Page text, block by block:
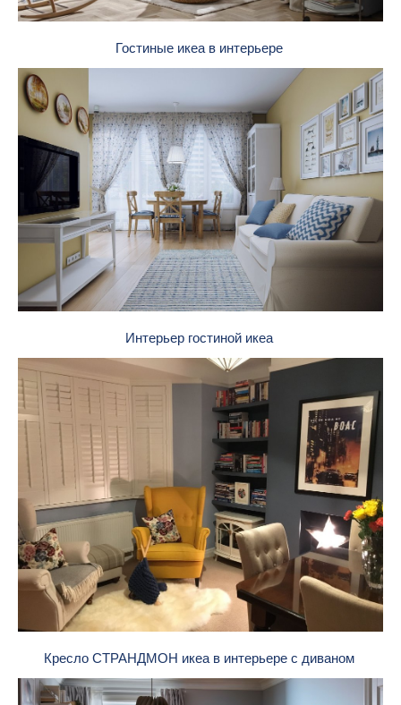
Гостиные икеа в интерьере
Интерьер гостиной икеа
Кресло СТРАНДМОН икеа в интерьере с диваном